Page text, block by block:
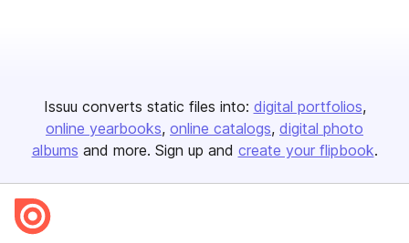
Issuu converts static files into: digital portfolios
online yearbooks online catalogs digital photo
albums and more. Sign up and create your flipbook.